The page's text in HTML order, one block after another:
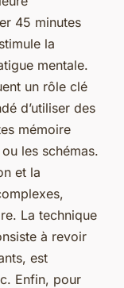
45 minutes
la
mentale.
un rôle clé
d’utiliser des
mémoire
les schémas.
et la
La technique
à revoir
est
Enfin, pour